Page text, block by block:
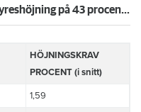
Domstol stoppade hyreshöjning på 43 procent i Erikas LSS-lägenhet – mamma Lena: ”Äntligen!”
HÖJNINGSKRAV
PROCENT (i snitt)
1,59